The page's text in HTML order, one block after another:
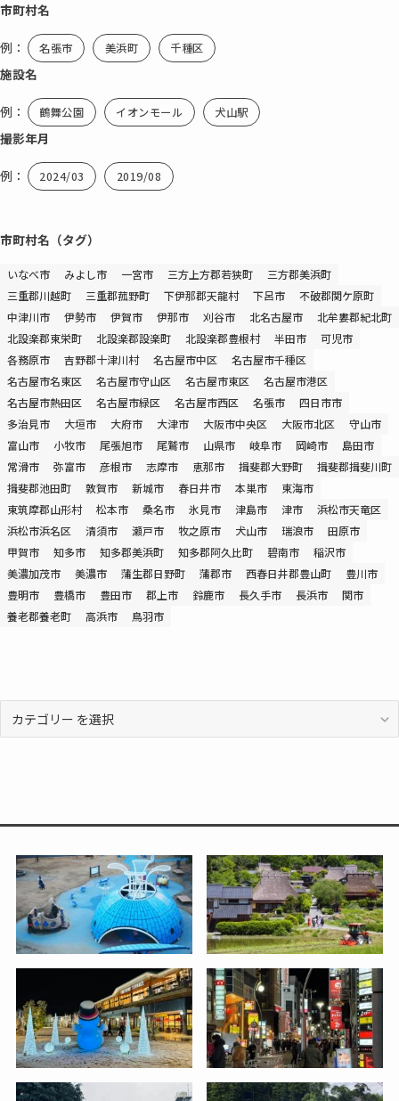
市町村名
例： 名張市 美浜町 千種区
施設名
例： 鶴舞公園 イオンモール 犬山駅
撮影年月
例： 2024/03 2019/08
市町村名（タグ）
いなべ市 みよし市 一宮市 三方上方郡若狭町
三方郡美浜町
三重郡川越町
三重郡菰野町 下伊那郡天龍村 下呂市
不破郡関ケ原町
中津川市
伊勢市 伊賀市 伊那市 刈谷市 北名古屋市
北牟婁郡紀北町
北設楽郡東栄町
北設楽郡設楽町 北設楽郡豊根村 半田市
可児市
各務原市
吉野郡十津川村 名古屋市中区
名古屋市千種区
名古屋市名東区
名古屋市守山区 名古屋市東区
名古屋市港区
名古屋市熱田区
名古屋市緑区 名古屋市西区 名張市
四日市市
多治見市
大垣市 大府市 大津市 大阪市中央区 大阪市北区
守山市
富山市
小牧市 尾張旭市 尾鷲市 山県市 岐阜市 岡崎市
島田市
常滑市
弥富市 彦根市 志摩市 恵那市 揖斐郡大野町
揖斐郡揖斐川町
揖斐郡池田町
敦賀市 新城市 春日井市 本巣市
東海市
東筑摩郡山形村
松本市 桑名市 氷見市 津島市 津市
浜松市天竜区
浜松市浜名区
清須市 瀬戸市 牧之原市 犬山市 瑞浪市
田原市
甲賀市
知多市 知多郡美浜町 知多郡阿久比町 碧南市
稲沢市
美濃加茂市
美濃市 蒲生郡日野町 蒲郡市 西春日井郡豊山町
豊川市
豊明市
豊橋市 豊田市 郡上市 鈴鹿市 長久手市 長浜市
関市
養老郡養老町
高浜市 鳥羽市
テ